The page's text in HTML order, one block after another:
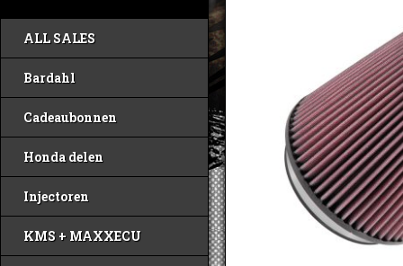
ALL SALES
Bardahl
Cadeaubonnen
Honda delen
Injectoren
KMS + MAXXECU